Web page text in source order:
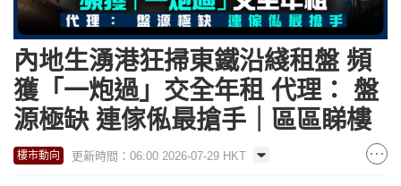
內地生湧港狂掃東鐵沿綫租盤 頻
獲「一炮過」交全年租 代理： 盤
源極缺 連傢俬最搶手｜區區睇樓
樓市動向 更新時間：06:00 2026-07-29 HKT